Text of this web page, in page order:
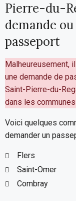
Pierre-du-
demande
passeport
Malheureusement,
une demande de
Saint-Pierre-du-
dans les
Voici quelques
demander un
Flers
Saint-Omer
Combray